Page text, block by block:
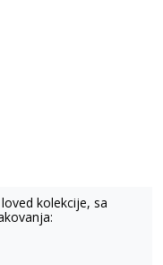
kolekcije, sa